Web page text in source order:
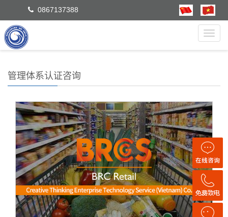
0867137388
管理体系认证咨询